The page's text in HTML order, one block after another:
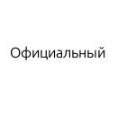
Официальный